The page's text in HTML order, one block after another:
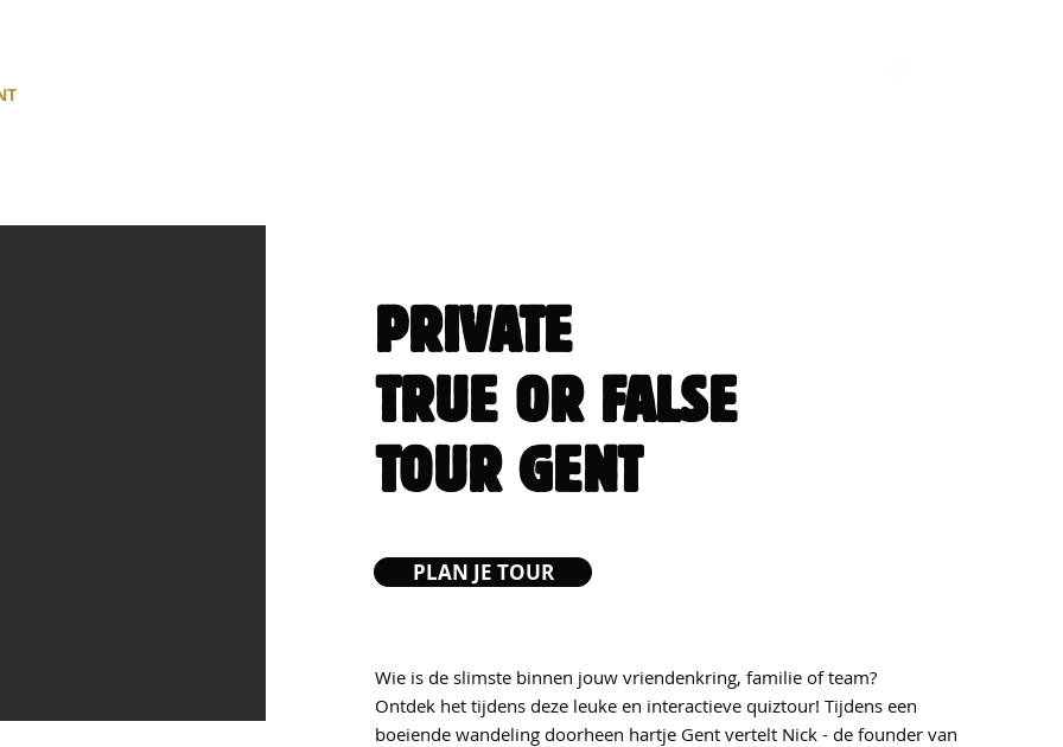
PRIVATE
TRUE OR FALSE
TOUR GENT
PLAN JE TOUR
Wie is de slimste binnen jouw vriendenkring, familie of team?
Ontdek het tijdens deze leuke en interactieve quiztour! Tijdens een
boeiende wandeling doorheen hartje Gent vertelt Nick - de founder van